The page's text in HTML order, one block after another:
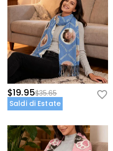
$19.95$35.65
Saldi di Estate